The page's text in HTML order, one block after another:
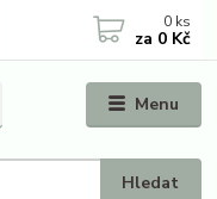
Menu
Hledat
0 ks
za 0 Kč